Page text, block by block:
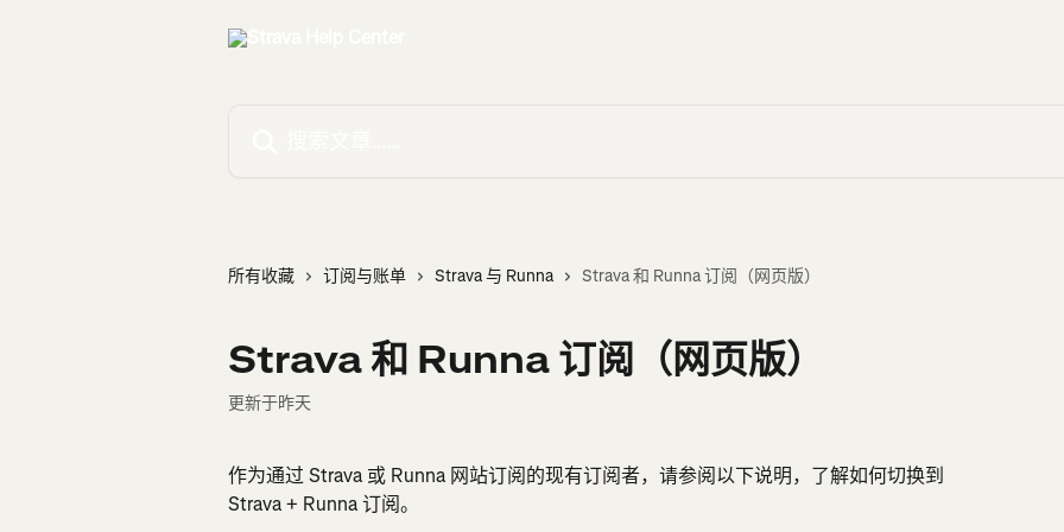
所有收藏 订阅与账单 Strava 与 Runna Strava 和 Runna 订阅（网页版）
Strava 和 Runna 订阅（网页版）
更新于昨天
作为通过 Strava 或 Runna 网站订阅的现有订阅者，请参阅以下说明，了解如何切换到
Strava + Runna 订阅。